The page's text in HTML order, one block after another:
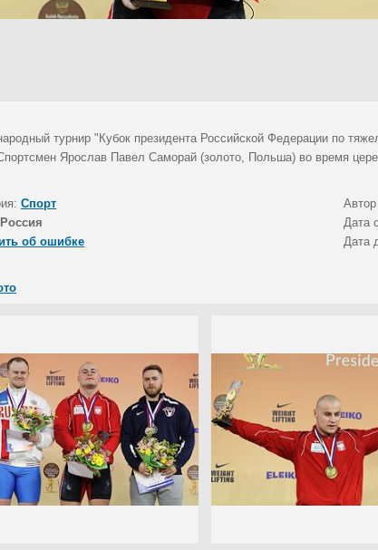
турнир "Кубок президента Российской Федерации по
Ярослав Павел Саморай (золото, Польша) во время
Спорт Автор
Россия Дата
об ошибке
Дата